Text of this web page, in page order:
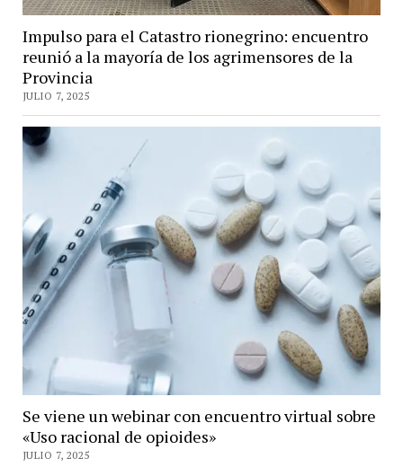
Impulso para el Catastro rionegrino: encuentro
reunió a la mayoría de los agrimensores de la
Provincia
JULIO 7, 2025
Se viene un webinar con encuentro virtual sobre
«Uso racional de opioides»
JULIO 7, 2025